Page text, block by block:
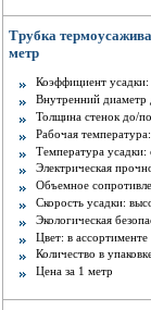
Трубка
метр
Коэффициент усадки:
Внутренний диаметр
Толщина стенок до/
Рабочая
Температура
Электрическая
Объемное
Скорость усадки:
Экологическая
Цвет: в ассортименте
Количество в
Цена за 1 метр